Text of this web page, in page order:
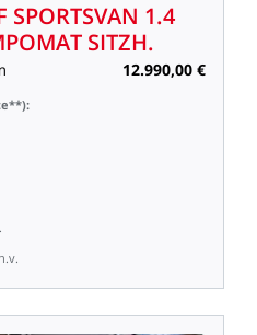
SPORTSVAN 1.4
SITZH.
12.990,00 €
n.v.